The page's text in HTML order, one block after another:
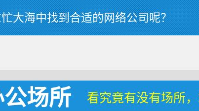
大海中找到合适的网络公司呢？
场所 看究竟有没有场所